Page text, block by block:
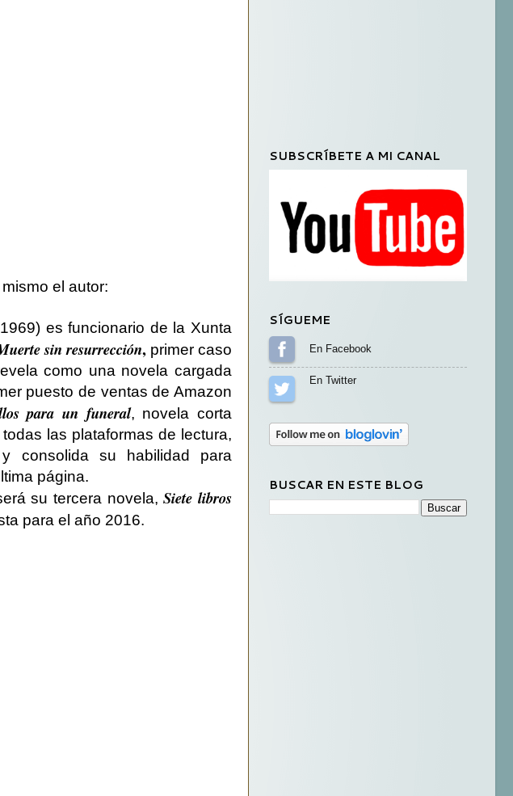
el autor:
es funcionario de la Xunta
sin resurrección, primer caso
como una novela cargada
puesto de ventas de Amazon
para un funeral, novela corta
las plataformas de lectura,
consolida su habilidad para
página.
su tercera novela,Siete libros
para el año 2016.
SUBSCRÍBETE A MI CANAL
SÍGUEME
Sígueme en Facebook
BUSCAR EN ESTE BLOG